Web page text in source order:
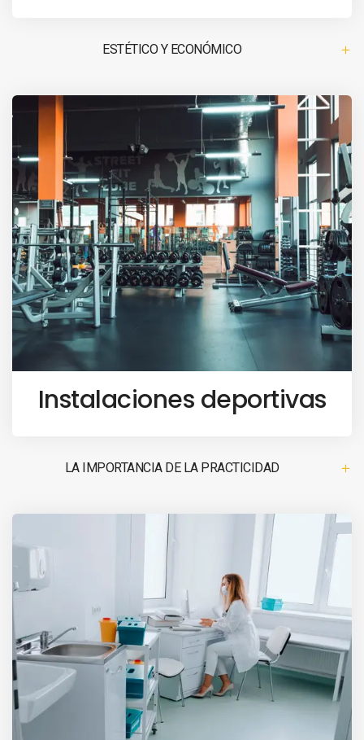
ESTÉTICO Y ECONÓMICO
Instalaciones deportivas
LA IMPORTANCIA DE LA PRACTICIDAD